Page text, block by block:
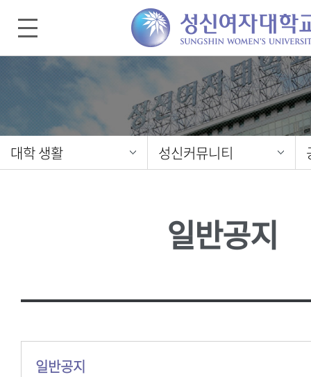
대학 생활 성신커뮤니티
일반공지
일반공지